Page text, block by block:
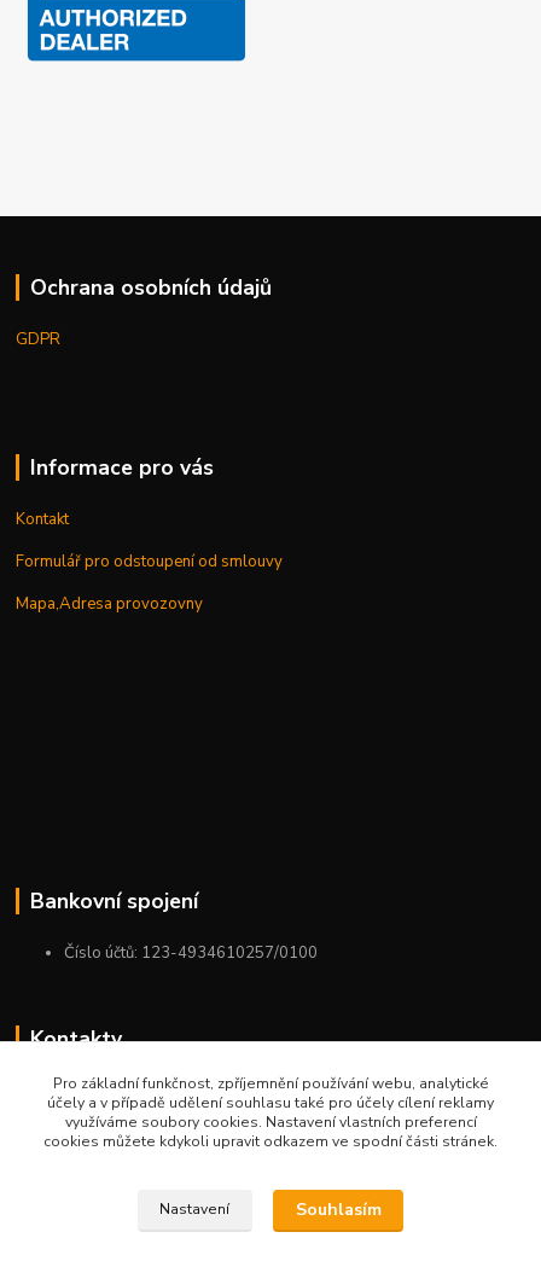
Ochrana osobních údajů
GDPR
Informace pro vás
Kontakt
Formulář pro odstoupení od smlouvy
Mapa,Adresa provozovny
Bankovní spojení
Číslo účtů: 123-4934610257/0100
Kontakty
+420 775 954 963
9:00-12:00-13:00-16:00
Pro základní funkčnost, zpříjemnění používání webu, analytické
účely a v případě udělení souhlasu také pro účely cílení reklamy
využíváme soubory cookies. Nastavení vlastních preferencí
cookies můžete kdykoli upravit odkazem ve spodní části stránek.
Nastavení Souhlasím